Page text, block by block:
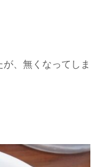
、無くなってしま